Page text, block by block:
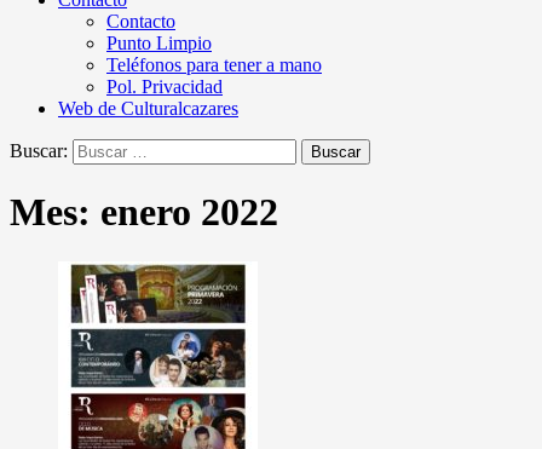
Contacto
Punto Limpio
Teléfonos para tener a mano
Pol. Privacidad
Web de Culturalcazares
Buscar:
Mes: enero 2022